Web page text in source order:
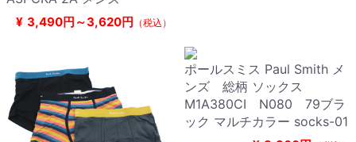
¥ 3,490円～3,620円 （税込）
ポールスミス Paul Smith メ
ンズ 総柄 ソックス
M1A380CI N080 79ブラ
ック マルチカラー socks-01